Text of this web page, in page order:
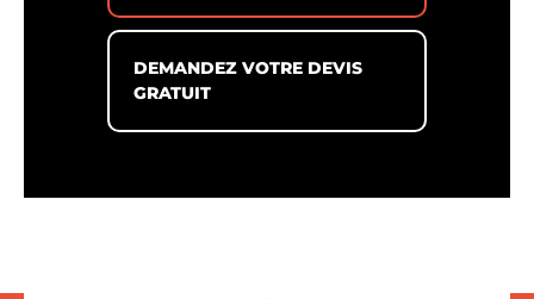
DEMANDEZ VOTRE DEVIS
GRATUIT